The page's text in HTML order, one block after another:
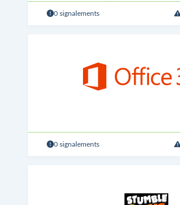
0 signalements
0 signalements